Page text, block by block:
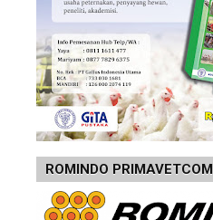
ROMINDO PRIMAVETCOM